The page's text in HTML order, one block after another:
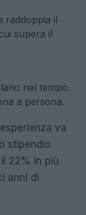
raddoppia il
supera il
nel tempo.
a persona.
va
stipendio
22% in più
anni di